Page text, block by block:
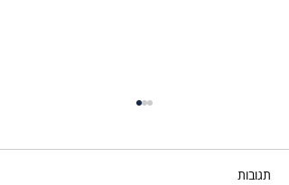
תגובות